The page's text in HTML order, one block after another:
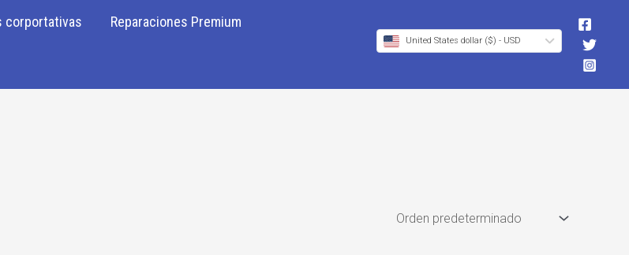
corportativas Reparaciones Premium
United States dollar ($) - USD